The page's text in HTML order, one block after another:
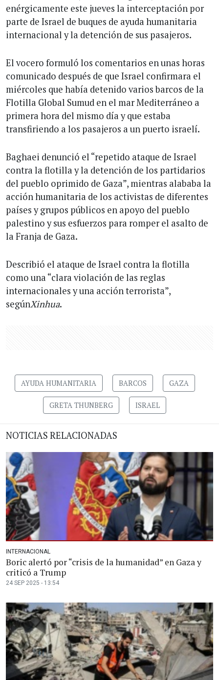
enérgicamente este jueves la interceptación por
parte de Israel de buques de ayuda humanitaria
internacional y la detención de sus pasajeros.
El vocero formuló los comentarios en unas horas
comunicado después de que Israel confirmara el
miércoles que había detenido varios barcos de la
Flotilla Global Sumud en el mar Mediterráneo a
primera hora del mismo día y que estaba
transfiriendo a los pasajeros a un puerto israelí.
Baghaei denunció el “repetido ataque de Israel
contra la flotilla y la detención de los partidarios
del pueblo oprimido de Gaza”, mientras alababa la
acción humanitaria de los activistas de diferentes
países y grupos públicos en apoyo del pueblo
palestino y sus esfuerzos para romper el asalto de
la Franja de Gaza.
Describió el ataque de Israel contra la flotilla
como una “clara violación de las reglas
internacionales y una acción terrorista”,
segúnXinhua.
AYUDA HUMANITARIA BARCOS GAZA
GRETA THUNBERG ISRAEL
NOTICIAS RELACIONADAS
INTERNACIONAL
Boric alertó por “crisis de la humanidad” en Gaza y
criticó a Trump
24 SEP 2025 - 13:54